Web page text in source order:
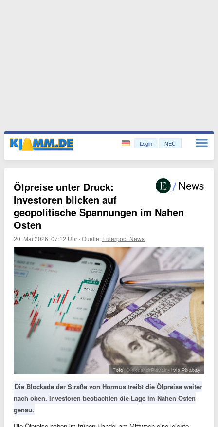
Login NEU
Ölpreise unter Druck:
Investoren blicken auf
geopolitische Spannungen im Nahen
Osten
20. Mai 2026, 07:12 Uhr ·Quelle: Eulerpool News
Foto:OleksandrPidvalnyivia Pixabay
Die Blockade der Straße von Hormus treibt die Ölpreise weiter
nach oben. Investoren beobachten die Lage im Nahen Osten
genau.